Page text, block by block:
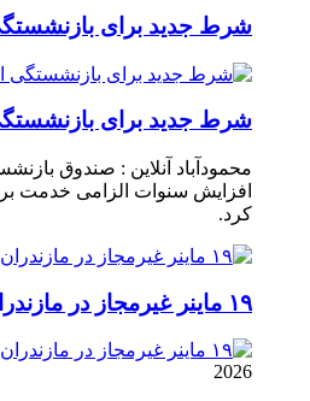
شرط جدید برای
شرط جدید برای
محمودآباد آنلاین : صندوق
افزایش سنوات الزامی خدمت
کرد.
۱۹ ماینر غیرمجاز در مازندران از مدار خارج شد
2026